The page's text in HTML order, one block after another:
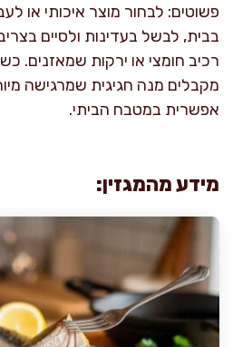
פשוטים: לבחור מוצר איכותי או
בבית, לבשל בעדינות ולסיים
רכיב חומצי או ירקות שמאזנים.
מקבלים מנה חגיגית שמרגישה
אפשרית במטבח הביתי.
מידע מהמגזין: